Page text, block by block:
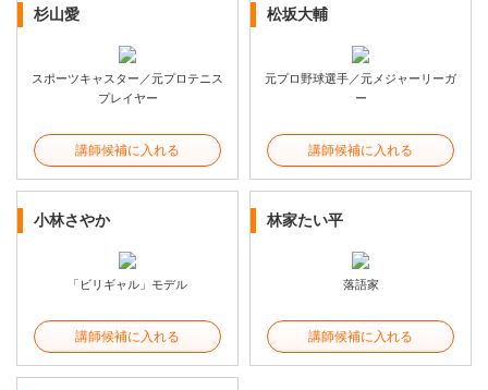
杉山愛
スポーツキャスター／元プロテニス
プレイヤー
講師候補に入れる
松坂大輔
元プロ野球選手／元メジャーリーガ
ー
講師候補に入れる
小林さやか
「ビリギャル」モデル
講師候補に入れる
林家たい平
落語家
講師候補に入れる